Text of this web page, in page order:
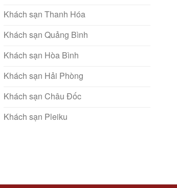
Khách sạn Thanh Hóa
Khách sạn Quảng Bình
Khách sạn Hòa Bình
Khách sạn Hải Phòng
Khách sạn Châu Đốc
Khách sạn Pleiku